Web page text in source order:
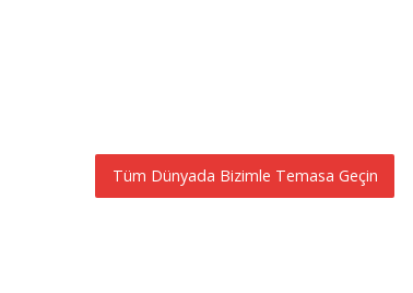
Tüm Dünyada Bizimle Temasa Geçin